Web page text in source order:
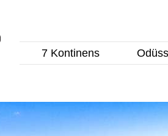
7 Kontinens